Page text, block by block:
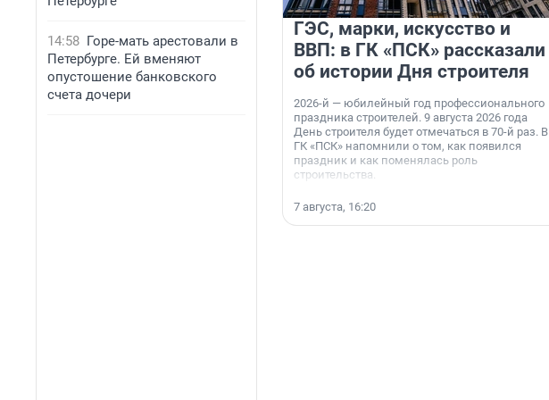
14:58 Горе-мать арестовали в
Петербурге. Ей вменяют
опустошение банковского
счета дочери
ГЭС, марки, искусство и
ВВП: в ГК «ПСК» рассказали
об истории Дня строителя
2026-й — юбилейный год профессионального
праздника строителей. 9 августа 2026 года
День строителя будет отмечаться в 70-й раз. В
ГК «ПСК» напомнили о том, как появился
праздник и как поменялась роль
строительства.
7 августа, 16:20